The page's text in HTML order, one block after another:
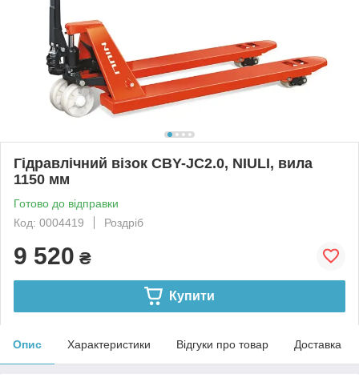
Гідравлічний візок CBY-JC2.0, NIULI, вила
1150 мм
Готово до відправки
Код: 0004419
Роздріб
9 520 ₴
Купити
Опис Характеристики Відгуки про товар Доставка